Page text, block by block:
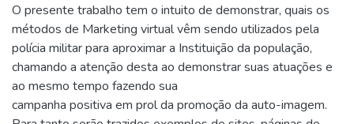
O presente trabalho tem o intuito de demonstrar, quais os
métodos de Marketing virtual vêm sendo utilizados pela
polícia militar para aproximar a Instituição da população,
chamando a atenção desta ao demonstrar suas atuações e
ao mesmo tempo fazendo sua
campanha positiva em prol da promoção da auto-imagem.